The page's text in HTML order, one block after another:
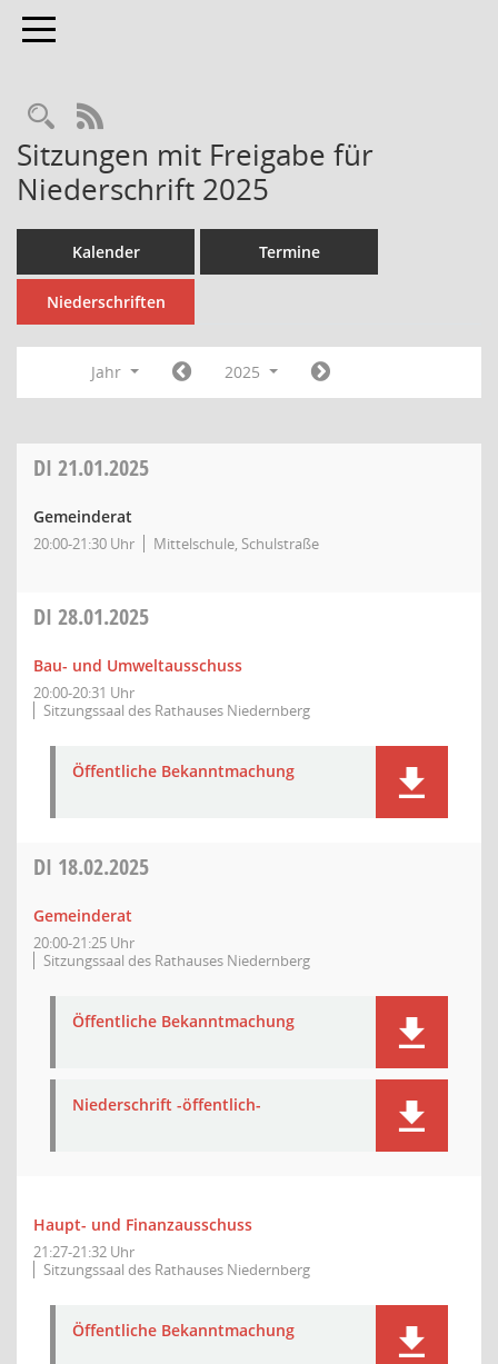
Toggle navigation
Rechercheauswahl
RSS-Feed
Sitzungen mit Freigabe für
Niederschrift 2025
Kalender Termine
Niederschriften
Jahr 2025
DI 21.01.2025
Gemeinderat
20:00-21:30 Uhr Mittelschule, Schulstraße
DI 28.01.2025
Bau- und Umweltausschuss
20:00-20:31 Uhr
Sitzungssaal des Rathauses Niedernberg
Öffentliche Bekanntmachung
DI 18.02.2025
Gemeinderat
20:00-21:25 Uhr
Sitzungssaal des Rathauses Niedernberg
Öffentliche Bekanntmachung
Niederschrift -öffentlich-
Haupt- und Finanzausschuss
21:27-21:32 Uhr
Sitzungssaal des Rathauses Niedernberg
Öffentliche Bekanntmachung